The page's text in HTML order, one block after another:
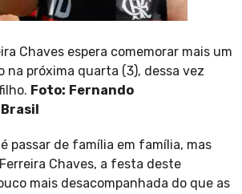
Chaves espera comemorar mais um
na próxima quarta (3), dessa vez
Foto: Fernando
passar de família em família, mas
Chaves, a festa deste
mais desacompanhada do que as